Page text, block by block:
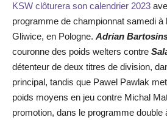
KSW clôturera son calendrier 2023
programme de championnat samedi à
Gliwice, en Pologne. Adrian
couronne des poids welters contre
détenteur de deux titres de division,
principal, tandis que Pawel Pawlak
poids moyens en jeu contre Michal
promotion, dans le programme double